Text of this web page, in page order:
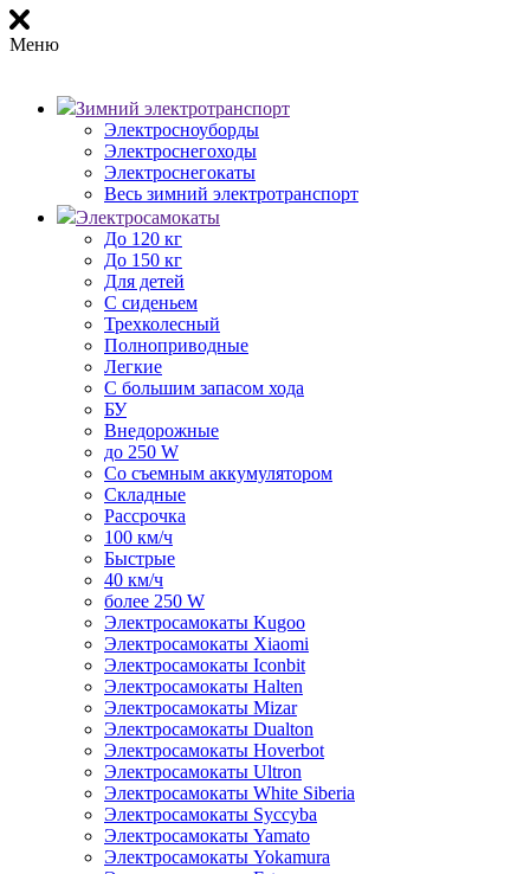
Меню
Зимний электротранспорт
Электросноуборды
Электроснегоходы
Электроснегокаты
Весь зимний электротранспорт
Электросамокаты
До 120 кг
До 150 кг
Для детей
С сиденьем
Трехколесный
Полноприводные
Легкие
С большим запасом хода
БУ
Внедорожные
до 250 W
Со съемным аккумулятором
Складные
Рассрочка
100 км/ч
Быстрые
40 км/ч
более 250 W
Электросамокаты Kugoo
Электросамокаты Xiaomi
Электросамокаты Iconbit
Электросамокаты Halten
Электросамокаты Mizar
Электросамокаты Dualton
Электросамокаты Hoverbot
Электросамокаты Ultron
Электросамокаты White Siberia
Электросамокаты Syccyba
Электросамокаты Yamato
Электросамокаты Yokamura